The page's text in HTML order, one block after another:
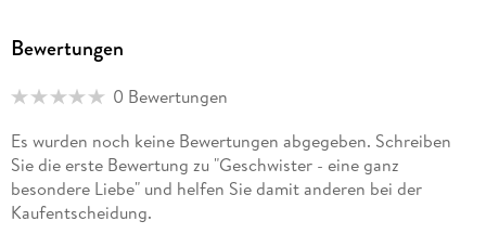
Bewertungen
0 Bewertungen
Es wurden noch keine Bewertungen abgegeben. Schreiben
Sie die erste Bewertung zu "Geschwister - eine ganz
besondere Liebe" und helfen Sie damit anderen bei der
Kaufentscheidung.